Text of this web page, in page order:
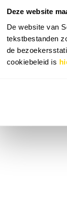
Deze website
De website van
tekstbestanden
de
cookiebeleid is
2026